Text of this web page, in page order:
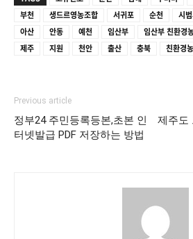
부천 생드르영농조합 서귀포 순천 시
아산 안동 예천 임산부 임산부 친환경
제주 지원 천안 출산 충북 친환경
Previous article
정부24 주민등록등본,초본 인
터넷발급 PDF 저장하는 방법
제주도